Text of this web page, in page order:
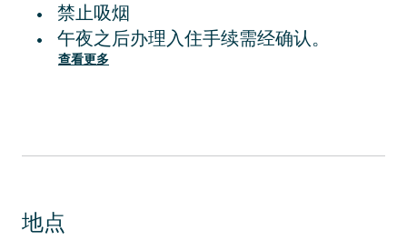
•
禁止吸烟
•
午夜之后办理入住手续需经确认。
查看更多
地点